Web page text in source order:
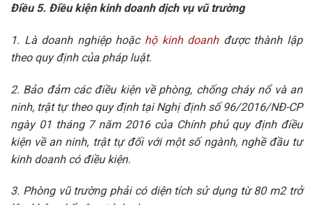
Điều 5. Điều kiện kinh doanh dịch vụ vũ trường
1. Là doanh nghiệp hoặc hộ kinh doanhđược thành lập
theo quy định của pháp luật.
2. Bảo đảm các điều kiện về phòng, chống cháy nổ và an
ninh, trật tự theo quy định tại Nghị định số 96/2016/NĐ-CP
ngày 01 tháng 7 năm 2016 của Chính phủ quy định điều
kiện về an ninh, trật tự đối với một số ngành, nghề đầu tư
kinh doanh có điều kiện.
3. Phòng vũ trường phải có diện tích sử dụng từ 80 m2 trở